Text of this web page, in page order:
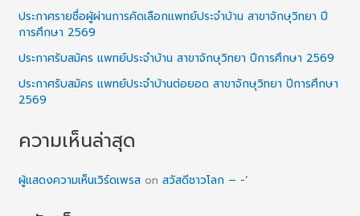
ประกาศรายชื่อผู้ผ่านการคัดเลือกแพทย์ประจำบ้าน สาขาจักษุวิทยา ปี
การศึกษา 2569
ประกาศรับสมัคร แพทย์ประจำบ้าน สาขาจักษุวิทยา ปีการศึกษา 2569
ประกาศรับสมัคร แพทย์ประจำบ้านต่อยอด สาขาจักษุวิทยา ปีการศึกษา
2569
ความเห็นล่าสุด
ผู้แสดงความเห็นเวิร์ดเพรส onสวัสดีชาวโลก – -‘